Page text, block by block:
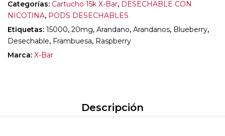
Categorías: Cartucho 15k X-Bar, DESECHABLE CON
NICOTINA, PODS DESECHABLES
Etiquetas: 15000, 20mg, Arandano, Arandanos, Blueberry,
Desechable, Frambuesa, Raspberry
Marca: X-Bar
Descripción